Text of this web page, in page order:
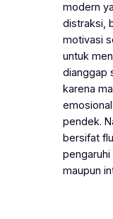
modern
distraksi,
motivasi
untuk
dianggap
karena
pendek.
bersifat
maupun